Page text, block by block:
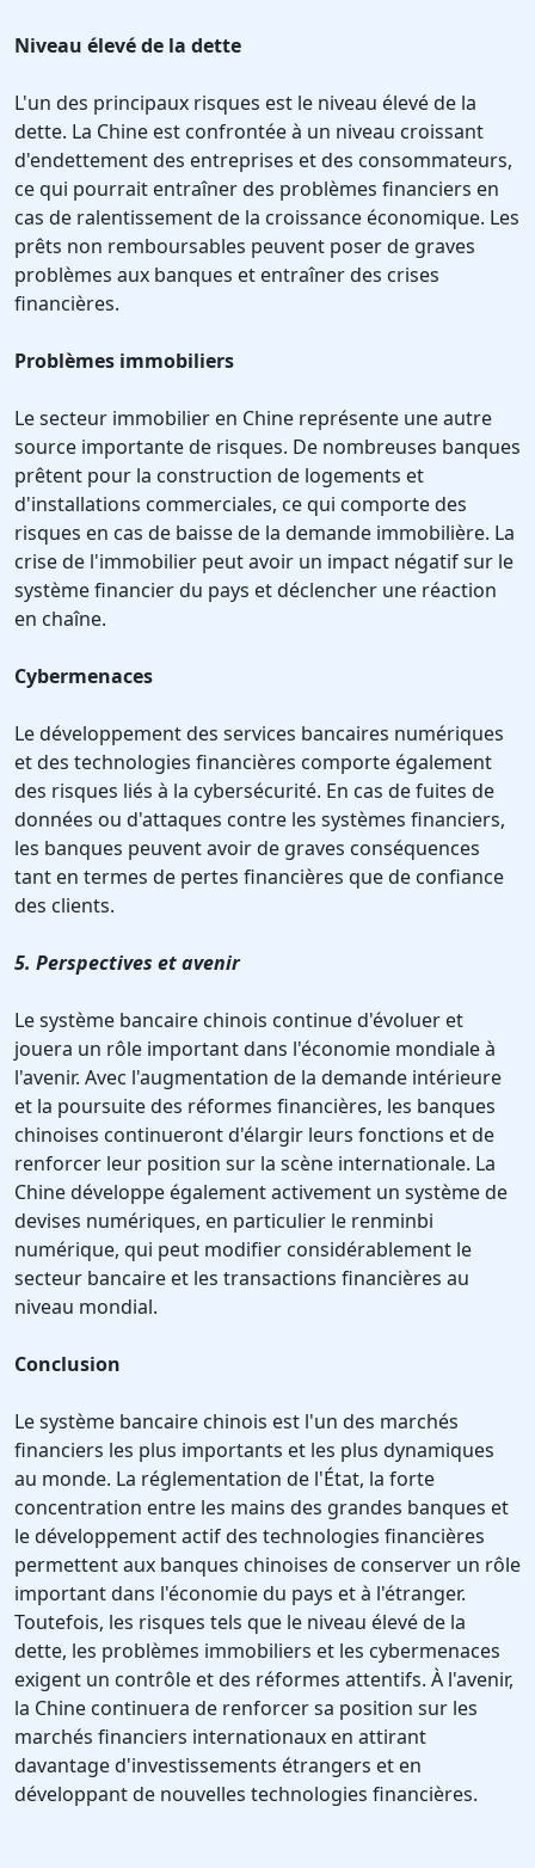
Niveau élevé de la dette
L'un des principaux risques est le niveau élevé de la
dette. La Chine est confrontée à un niveau croissant
d'endettement des entreprises et des consommateurs,
ce qui pourrait entraîner des problèmes financiers en
cas de ralentissement de la croissance économique. Les
prêts non remboursables peuvent poser de graves
problèmes aux banques et entraîner des crises
financières.
Problèmes immobiliers
Le secteur immobilier en Chine représente une autre
source importante de risques. De nombreuses banques
prêtent pour la construction de logements et
d'installations commerciales, ce qui comporte des
risques en cas de baisse de la demande immobilière. La
crise de l'immobilier peut avoir un impact négatif sur le
système financier du pays et déclencher une réaction
en chaîne.
Cybermenaces
Le développement des services bancaires numériques
et des technologies financières comporte également
des risques liés à la cybersécurité. En cas de fuites de
données ou d'attaques contre les systèmes financiers,
les banques peuvent avoir de graves conséquences
tant en termes de pertes financières que de confiance
des clients.
5. Perspectives et avenir
Le système bancaire chinois continue d'évoluer et
jouera un rôle important dans l'économie mondiale à
l'avenir. Avec l'augmentation de la demande intérieure
et la poursuite des réformes financières, les banques
chinoises continueront d'élargir leurs fonctions et de
renforcer leur position sur la scène internationale. La
Chine développe également activement un système de
devises numériques, en particulier le renminbi
numérique, qui peut modifier considérablement le
secteur bancaire et les transactions financières au
niveau mondial.
Conclusion
Le système bancaire chinois est l'un des marchés
financiers les plus importants et les plus dynamiques
au monde. La réglementation de l'État, la forte
concentration entre les mains des grandes banques et
le développement actif des technologies financières
permettent aux banques chinoises de conserver un rôle
important dans l'économie du pays et à l'étranger.
Toutefois, les risques tels que le niveau élevé de la
dette, les problèmes immobiliers et les cybermenaces
exigent un contrôle et des réformes attentifs. À l'avenir,
la Chine continuera de renforcer sa position sur les
marchés financiers internationaux en attirant
davantage d'investissements étrangers et en
développant de nouvelles technologies financières.